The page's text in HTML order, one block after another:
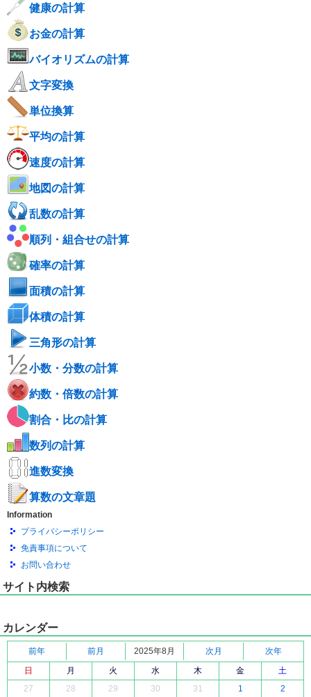
健康の計算
お金の計算
バイオリズムの計算
文字変換
単位換算
平均の計算
速度の計算
地図の計算
乱数の計算
順列・組合せの計算
確率の計算
面積の計算
体積の計算
三角形の計算
小数・分数の計算
約数・倍数の計算
割合・比の計算
数列の計算
進数変換
算数の文章題
Information
プライバシーポリシー
免責事項について
お問い合わせ
サイト内検索
カレンダー
前年 前月 2025年8月 次月
次年
日
月 火 水 木 金
土
27
28 29 30 31 1 2